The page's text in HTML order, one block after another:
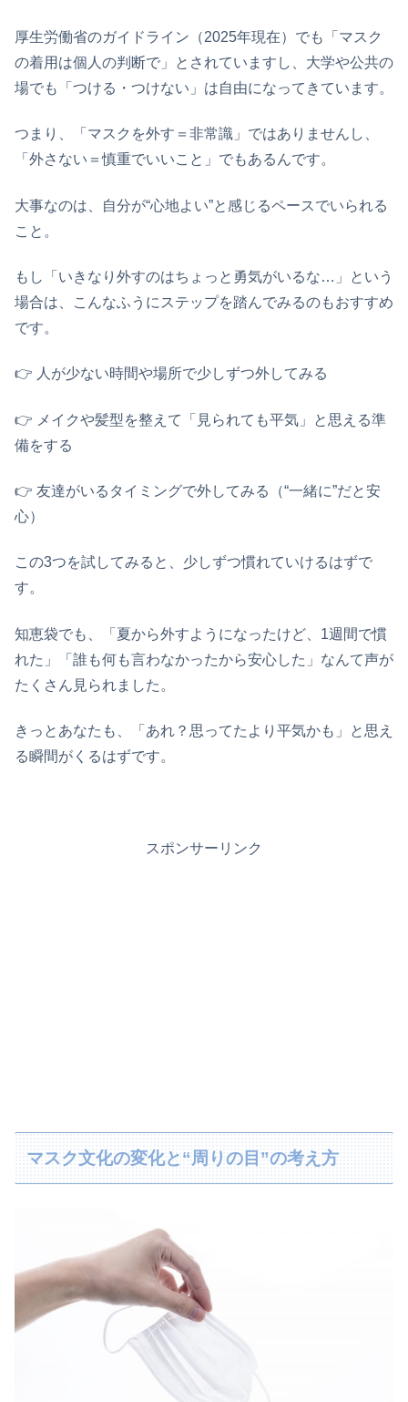
厚生労働省のガイドライン（2025年現在）でも「マスク
の着用は個人の判断で」とされていますし、大学や公共の
場でも「つける・つけない」は自由になってきています。
つまり、「マスクを外す＝非常識」ではありませんし、
「外さない＝慎重でいいこと」でもあるんです。
大事なのは、自分が“心地よい”と感じるペースでいられる
こと。
もし「いきなり外すのはちょっと勇気がいるな…」という
場合は、こんなふうにステップを踏んでみるのもおすすめ
です。
👉️ 人が少ない時間や場所で少しずつ外してみる
👉️ メイクや髪型を整えて「見られても平気」と思える準
備をする
👉️ 友達がいるタイミングで外してみる（“一緒に”だと安
心）
この3つを試してみると、少しずつ慣れていけるはずで
す。
知恵袋でも、「夏から外すようになったけど、1週間で慣
れた」「誰も何も言わなかったから安心した」なんて声が
たくさん見られました。
きっとあなたも、「あれ？思ってたより平気かも」と思え
る瞬間がくるはずです。
スポンサーリンク
マスク文化の変化と“周りの目”の考え方